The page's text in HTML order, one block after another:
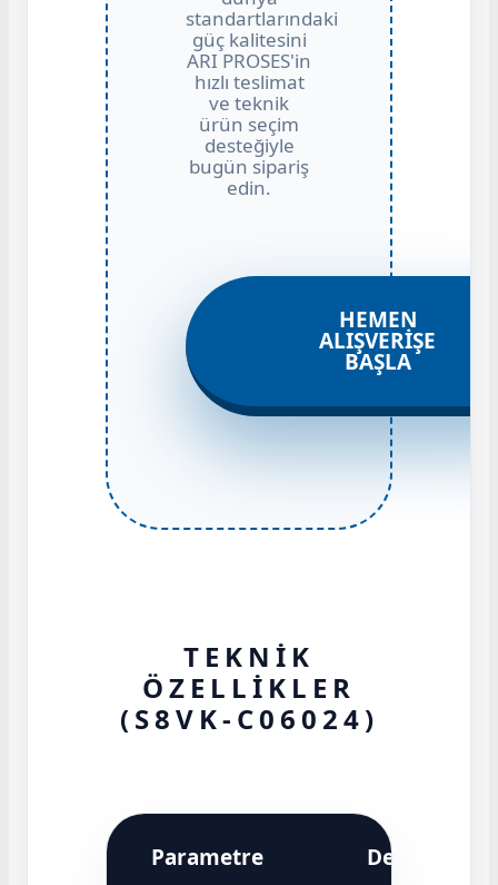
standartlarındaki
güç kalitesini
ARI PROSES'in
hızlı teslimat
ve teknik
ürün seçim
desteğiyle
bugün sipariş
edin.
HEMEN
ALIŞVERIŞE
BAŞLA
TEKNİK
ÖZELLİKLER
(S8VK-C06024)
Parametre Değer